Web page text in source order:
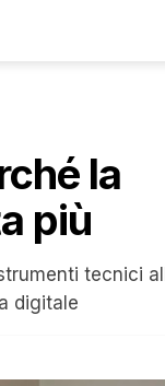
la
più
tecnici
digitale